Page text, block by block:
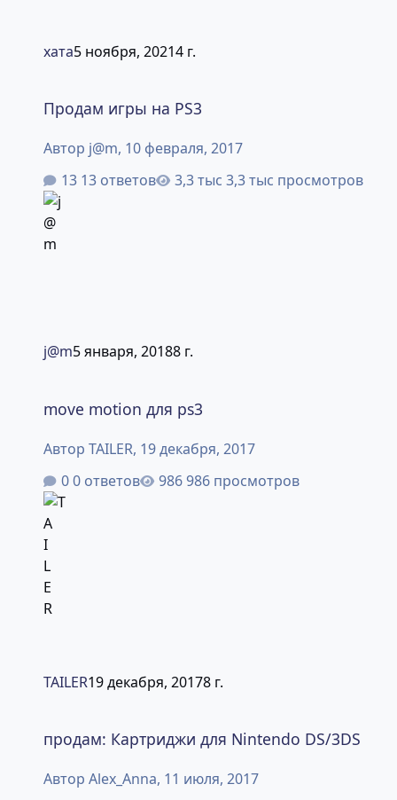
хата5 ноября, 20214 г.
Продам игры на PS3
Автор j@m, 10 февраля, 2017
13 ответов
3,3 тыс просмотров
j@m5 января, 20188 г.
move motion для ps3
Автор TAILER, 19 декабря, 2017
0 ответов
986 просмотров
TAILER19 декабря, 20178 г.
продам: Картриджи для Nintendo DS/3DS
Автор Alex_Anna, 11 июля, 2017